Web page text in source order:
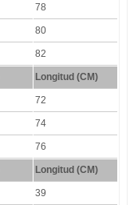
78
80
82
Longitud (CM)
72
74
76
Longitud (CM)
39